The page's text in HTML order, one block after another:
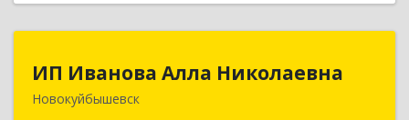
ИП Иванова Алла Николаевна
Новокуйбышевск